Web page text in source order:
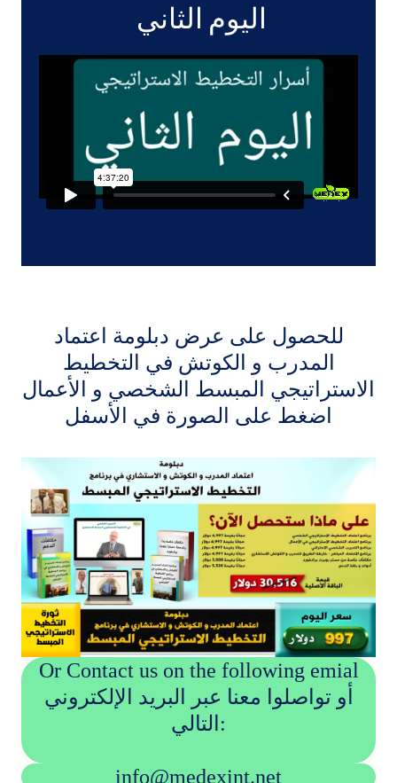
اليوم الثاني
للحصول على عرض دبلومة اعتماد
المدرب و الكوتش في التخطيط
الاستراتيجي المبسط الشخصي و الأعمال
اضغط على الصورة في الأسفل
Or Contact us on the following emial
أو تواصلوا معنا عبر البريد الإلكتروني
التالي:
info@medexint.net